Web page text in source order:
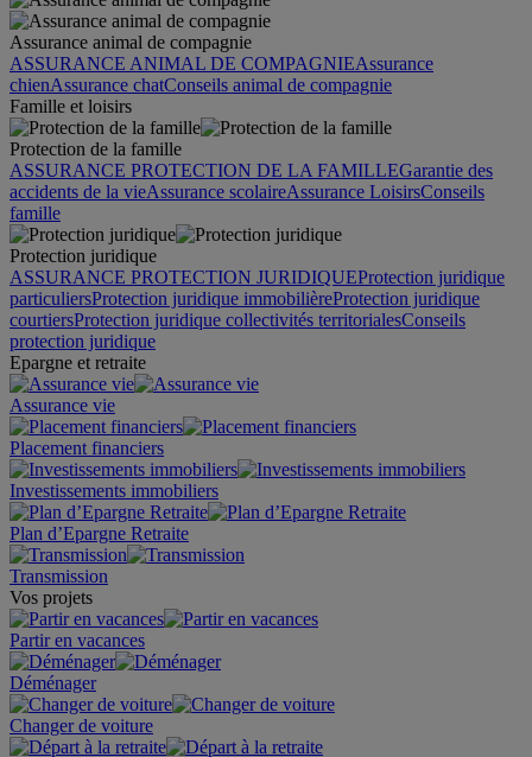
Assurance animal de compagnie
ASSURANCE ANIMAL DE COMPAGNIEAssurance
chienAssurance chatConseils animal de compagnie
Famille et loisirs
Protection de la famille
ASSURANCE PROTECTION DE LA FAMILLEGarantie des
accidents de la vieAssurance scolaireAssurance LoisirsConseils
famille
Protection juridique
ASSURANCE PROTECTION JURIDIQUEProtection juridique
particuliersProtection juridique immobilièreProtection juridique
courtiersProtection juridique collectivités territorialesConseils
protection juridique
Epargne et retraite
Assurance vie
Placement financiers
Investissements immobiliers
Plan d’Epargne Retraite
Transmission
Vos projets
Partir en vacances
Déménager
Changer de voiture